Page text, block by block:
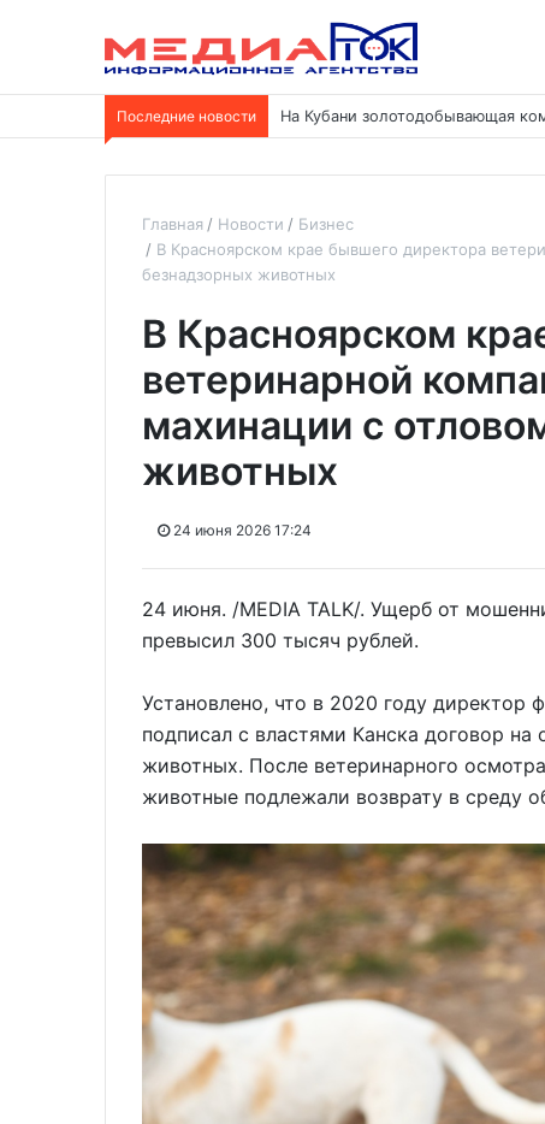
Последние новости На Кубани золотодобывающая
Главная Новости
Бизнес
В Красноярском крае бывшего директора
безнадзорных животных
В Красноярском
ветеринарной
махинации с
животных
24 июня 2026 17:24
24 июня. /MEDIA TALK/. Ущерб от
превысил 300 тысяч рублей.
Установлено, что в 2020 году
подписал с властями Канска договор
животных. После ветеринарного
животные подлежали возврату в среду